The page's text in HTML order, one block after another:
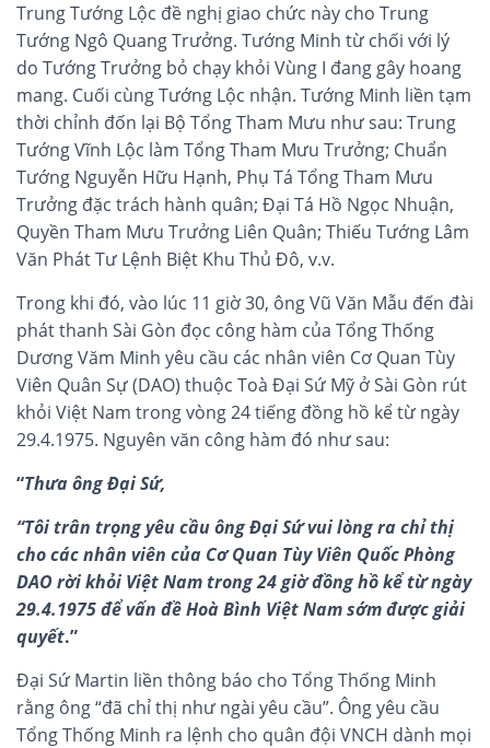
Trung Tướng Lộc đề nghị giao chức này cho Trung
Tướng Ngô Quang Trưởng. Tướng Minh từ chối với lý
do Tướng Trưởng bỏ chạy khỏi Vùng I đang gây hoang
mang. Cuối cùng Tướng Lộc nhận. Tướng Minh liền tạm
thời chỉnh đốn lại Bộ Tổng Tham Mưu như sau: Trung
Tướng Vĩnh Lộc làm Tổng Tham Mưu Trưởng; Chuẩn
Tướng Nguyễn Hữu Hạnh, Phụ Tá Tổng Tham Mưu
Trưởng đặc trách hành quân; Đại Tá Hồ Ngọc Nhuận,
Quyền Tham Mưu Trưởng Liên Quân; Thiếu Tướng Lâm
Văn Phát Tư Lệnh Biệt Khu Thủ Đô, v.v.
Trong khi đó, vào lúc 11 giờ 30, ông Vũ Văn Mẫu đến đài
phát thanh Sài Gòn đọc công hàm của Tổng Thống
Dương Văm Minh yêu cầu các nhân viên Cơ Quan Tùy
Viên Quân Sự (DAO) thuộc Toà Đại Sứ Mỹ ở Sài Gòn rút
khỏi Việt Nam trong vòng 24 tiếng đồng hồ kể từ ngày
29.4.1975. Nguyên văn công hàm đó như sau:
“Thưa ông Đại Sứ,
“Tôi trân trọng yêu cầu ông Đại Sứ vui lòng ra chỉ thị
cho các nhân viên của Cơ Quan Tùy Viên Quốc Phòng
DAO rời khỏi Việt Nam trong 24 giờ đồng hồ kể từ ngày
29.4.1975 để vấn đề Hoà Bình Việt Nam sớm được giải
quyết.”
Đại Sứ Martin liền thông báo cho Tổng Thống Minh
rằng ông “đã chỉ thị như ngài yêu cầu”. Ông yêu cầu
Tổng Thống Minh ra lệnh cho quân đội VNCH dành mọi